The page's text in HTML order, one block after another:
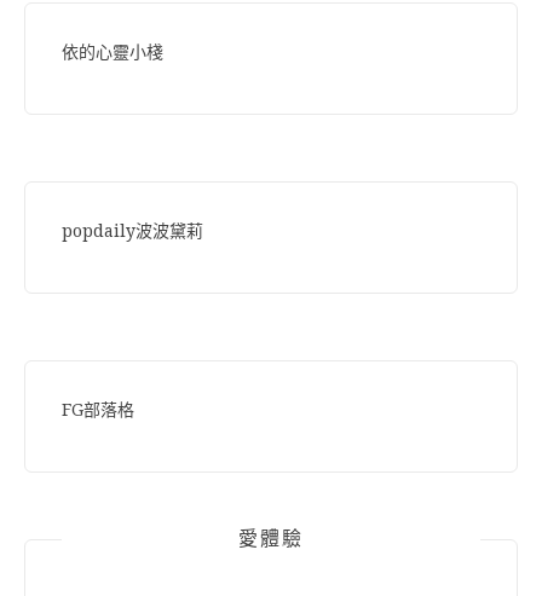
依的心靈小棧
popdaily波波黛莉
FG部落格
愛體驗